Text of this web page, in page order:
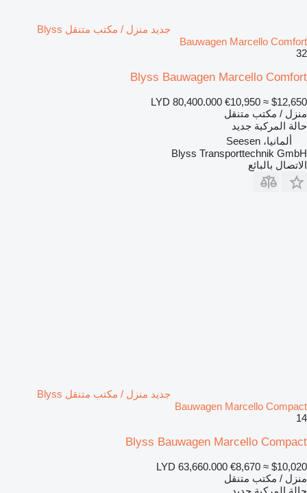
جديد منزل / مكتب متنقل Blyss
Bauwagen Marcello Comfort
32
Blyss Bauwagen Marcello Comfort
LYD 80,400.000 €10,950 ≈ $12,650
منزل / مكتب متنقل
حالة المركبة جديد
ألمانيا، Seesen
Blyss Transporttechnik GmbH
الاتصال بالبائع
جديد منزل / مكتب متنقل Blyss
Bauwagen Marcello Compact
14
Blyss Bauwagen Marcello Compact
LYD 63,660.000 €8,670 ≈ $10,020
منزل / مكتب متنقل
حالة المركبة جديد